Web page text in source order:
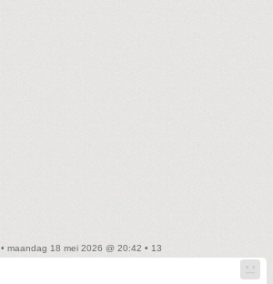
• maandag 18 mei 2026 @ 20:42 • 13